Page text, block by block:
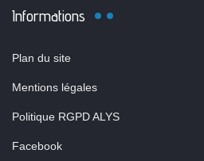
Informations
Plan du site
Mentions légales
Politique RGPD ALYS
Facebook